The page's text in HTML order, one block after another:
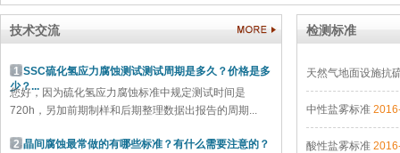
E法-16%硫酸硫酸 C法—65%硝酸法 法—硫酸硫酸铁腐 A
技术交流
1 SSC硫化氢应力腐蚀测试测试周期是多久？价格是多
少？...
您好，因为硫化氢应力腐蚀标准中规定测试时间是
720h，另加前期制样和后期整理数据出报告的周期...
2 晶间腐蚀最常做的有哪些标准？有什么需要注意的？
检测标准
天然气地面设施抗
中性盐雾标准
酸性盐雾标准